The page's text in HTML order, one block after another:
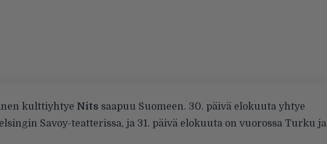
kulttiyhtye Nits saapuu Suomeen. 30. päivä elokuuta yhtye
Savoy-teatterissa, ja 31. päivä elokuuta on vuorossa Turku ja